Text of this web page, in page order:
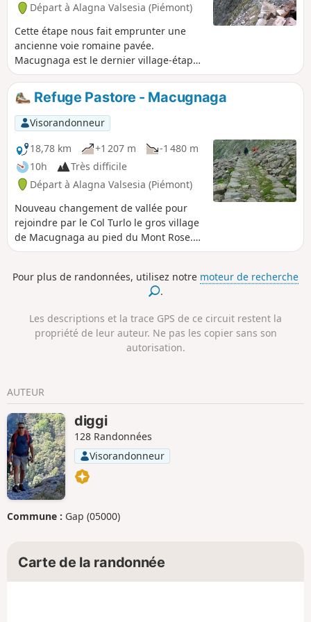
ben visibile dall’Alpe Bors, a metà percorso.
Départ à Alagna Valsesia (Piémont)
Cette étape nous fait emprunter une
ancienne voie romaine pavée.
Macugnaga est le dernier village-étape
en Italie. Randonnée avec une
description succincte, à suivre avec
l'application Visorando.
Refuge Pastore - Macugnaga
Visorandonneur
18,78 km
+1 207 m
-1 480 m
10h
Très difficile
Départ à Alagna Valsesia (Piémont)
Nouveau changement de vallée pour
rejoindre par le Col Turlo le gros village
de Macugnaga au pied du Mont Rose.
Le large sentier utilisé est absolument
l'armée italienne, il permettait de hisser
les canons pour la défense du lieu ainsi
Pour plus de randonnées, utilisez notre moteur de recherche
.
Les descriptions et la trace GPS de ce circuit restent la
propriété de leur auteur. Ne pas les copier sans son
autorisation.
AUTEUR
diggi
128 Randonnées
Visorandonneur
Commune : Gap (05000)
Carte de la randonnée